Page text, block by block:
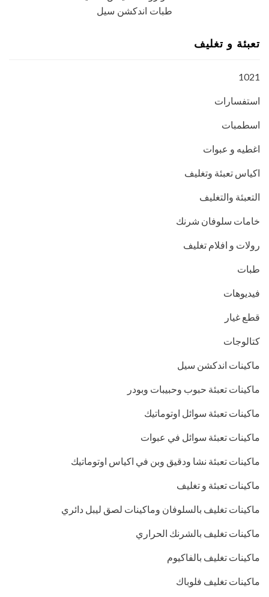
طبات اندكشن سيل
تعبئة و تغليف
1021
استفسارات
اسطمبات
اغطيه و عبوات
اكياس تعبئة وتغليف
التعبئة والتغليف
خامات سلوفان شرنك
رولات و افلام تغليف
طبات
فيديوهات
قطع غيار
كتالوجات
ماكينات اندكشن سيل
ماكينات تعبئة حبوب وحبيبات وبودر
ماكينات تعبئة سوائل اوتوماتيك
ماكينات تعبئة سوائل في عبوات
ماكينات تعبئة نشا ودقيق وبن في اكياس اوتوماتيك
ماكينات تعبئة و تغليف
ماكينات تغليف بالسلوفان وماكينات لصق ليبل دائري
ماكينات تغليف بالشرنك الحراري
ماكينات تغليف بالفاكيوم
ماكينات تغليف فلوباك